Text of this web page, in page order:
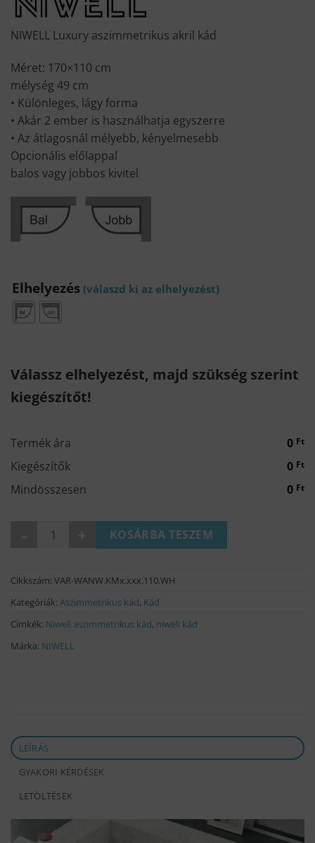
NIWELL Luxury aszimmetrikus akril kád
Méret: 170×110 cm
mélység 49 cm
• Különleges, lágy forma
• Akár 2 ember is használhatja egyszerre
• Az átlagosnál mélyebb, kényelmesebb
Opcionális előlappal
balos vagy jobbos kivitel
Elhelyezés
Válassz elhelyezést, majd szükség szerint
kiegészítőt!
Termék ára 0 Ft
Kiegészítők 0 Ft
Mindösszesen 0 Ft
KAROLINE aszimmetrikus kád mennyiség
KOSÁRBA TESZEM
Cikkszám: VAR-WANW.KMx.xxx.110.WH
Kategóriák: Aszimmetrikus kád, Kád
Címkék: Niwell aszimmetrikus kád, niwell kád
Márka: NIWELL
LEÍRÁS
GYAKORI KÉRDÉSEK
LETÖLTÉSEK